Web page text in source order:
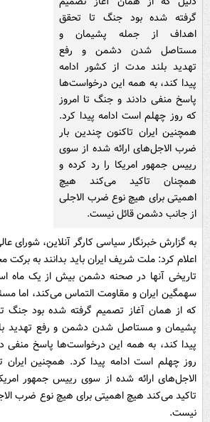
گرفته شده بود جنگ تا تحقق
اهداف از جمله پشیمان و
مستاصل شدن دشمن و رفع
تهدید بلند مدت از کشور ادامه
پیدا کند، به همه این درخواست‌ها
پاسخ منفی دادند و جنگ تا امروز
که روز چهلم است ادامه پیدا کرد.
همچنین ایران تاکنون چندین بار
ضرب الاجل‌های ارائه شده از سوی
رییس جمهور امریکا را رد کرده و
همچنان تاکید می‌کند هیچ
اهمیتی برای هیچ نوع ضرب الاجلی
از جانب دشمن قائل نیست.
به گزارش خبرنگار سیاسی کارگر آنلاین، شورای
اعلام کرد: ملت شریف ایران باید بدانند به
تاریخی آنها در صحنه دشمن بیش از یک ماه
سهمگین ایران و مقاومت التماس می‌کند، اما
که از همان آغاز تصمیم گرفته شده بود جنگ
پشیمان و مستاصل شدن دشمن و رفع تهدید
پیدا کند، به همه این درخواست‌ها پاسخ منفی
روز چهلم است ادامه پیدا کرد. همچنین
الاجل‌های ارائه شده از سوی رییس جمهور
تاکید می‌کند هیچ اهمیتی برای هیچ نوع ضرب
نیست.